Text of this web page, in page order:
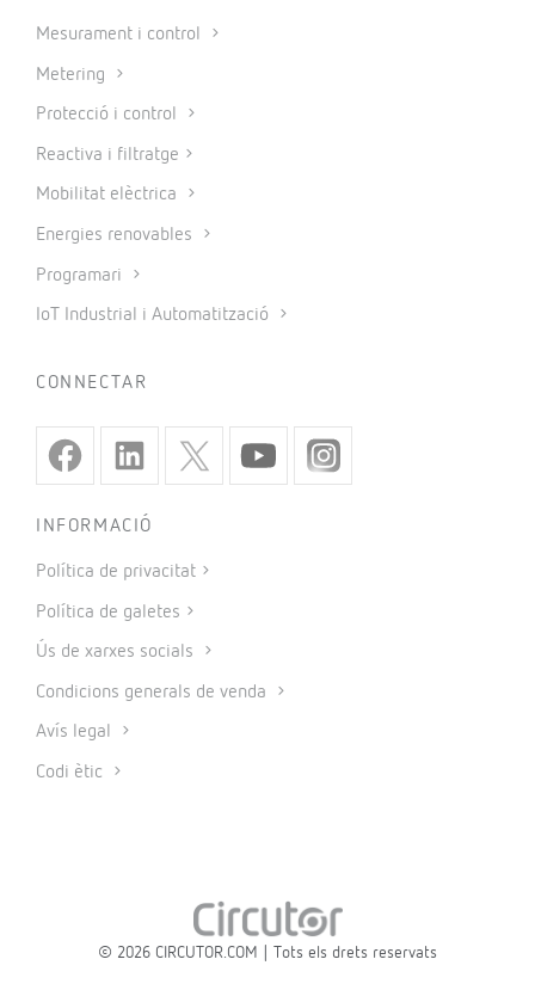
Mesurament i control
Metering
Protecció i control
Reactiva i filtratge
Mobilitat elèctrica
Energies renovables
Programari
IoT Industrial i Automatització
CONNECTAR
INFORMACIÓ
Política de privacitat
Política de galetes
Ús de xarxes socials
Condicions generals de venda
Avís legal
Codi ètic
© 2026 CIRCUTOR.COM | Tots els drets reservats